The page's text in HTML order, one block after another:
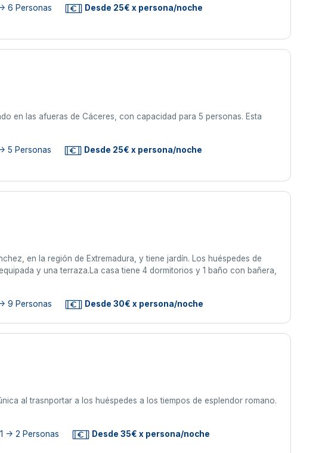
> 6 Personas Desde 25€ x persona/noche
en las afueras de Cáceres, con capacidad para 5 personas. Esta
> 5 Personas Desde 25€ x persona/noche
en la región de Extremadura, y tiene jardín. Los huéspedes de
y una terraza.La casa tiene 4 dormitorios y 1 baño con bañera,
> 9 Personas Desde 30€ x persona/noche
al trasnportar a los huéspedes a los tiempos de esplendor romano.
1 -> 2 Personas Desde 35€ x persona/noche